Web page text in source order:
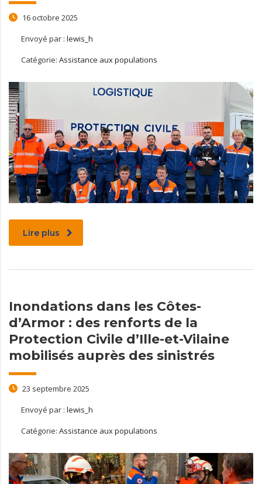
16 octobre 2025
Envoyé par : lewis_h
Catégorie: Assistance aux populations
Lire plus
Inondations dans les Côtes-
d’Armor : des renforts de la
Protection Civile d’Ille-et-Vilaine
mobilisés auprès des sinistrés
23 septembre 2025
Envoyé par : lewis_h
Catégorie: Assistance aux populations